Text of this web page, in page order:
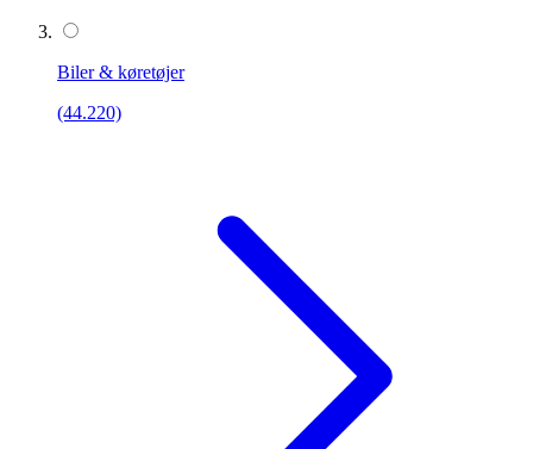
Biler & køretøjer
(44.220)